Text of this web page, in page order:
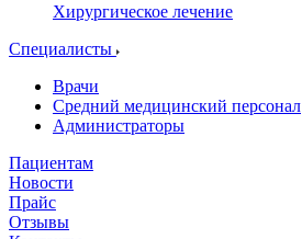
Хирургическое лечение
Специалисты
Врачи
Средний медицинский персонал
Администраторы
Пациентам
Новости
Прайс
Отзывы